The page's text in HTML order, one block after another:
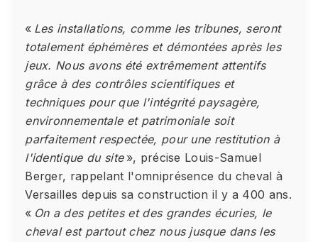
« Les installations, comme les tribunes, seront
totalement éphémères et démontées après les
jeux. Nous avons été extrêmement attentifs
grâce à des contrôles scientifiques et
techniques pour que l'intégrité paysagère,
environnementale et patrimoniale soit
parfaitement respectée, pour une restitution à
l'identique du site», précise Louis-Samuel
Berger, rappelant l'omniprésence du cheval à
Versailles depuis sa construction il y a 400 ans.
« On a des petites et des grandes écuries, le
cheval est partout chez nous jusque dans les